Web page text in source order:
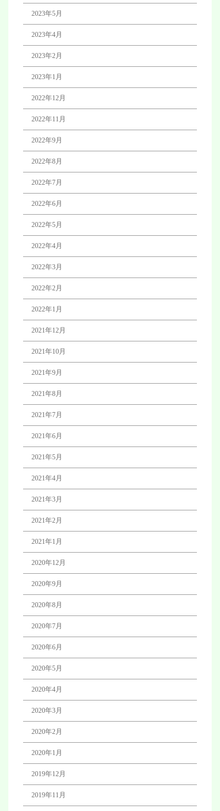
2023年5月
2023年4月
2023年2月
2023年1月
2022年12月
2022年11月
2022年9月
2022年8月
2022年7月
2022年6月
2022年5月
2022年4月
2022年3月
2022年2月
2022年1月
2021年12月
2021年10月
2021年9月
2021年8月
2021年7月
2021年6月
2021年5月
2021年4月
2021年3月
2021年2月
2021年1月
2020年12月
2020年9月
2020年8月
2020年7月
2020年6月
2020年5月
2020年4月
2020年3月
2020年2月
2020年1月
2019年12月
2019年11月